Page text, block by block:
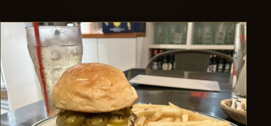
HGC
BURGER JO’S（バーガージョーズ）